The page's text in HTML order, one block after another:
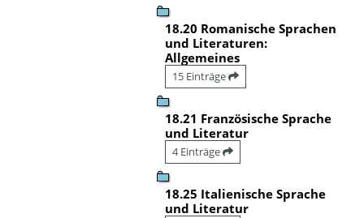
18.20 Romanische Sprachen
und Literaturen:
Allgemeines
15 Einträge
18.21 Französische Sprache
und Literatur
4 Einträge
18.25 Italienische Sprache
und Literatur